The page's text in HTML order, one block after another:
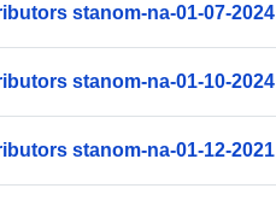
stanom-na-01-07-2024
stanom-na-01-10-2024
stanom-na-01-12-2021